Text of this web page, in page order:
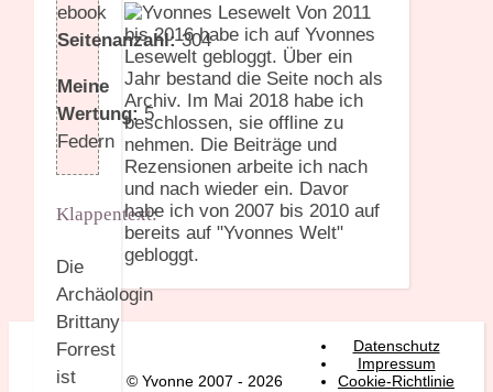
ebook
Seitenanzahl:304
Meine
Wertung:5
Federn
Klappentext:
Die
Archäologin
Brittany
Forrest
ist
Von 2011
bis 2016 habe ich auf Yvonnes
Lesewelt gebloggt. Über ein
Jahr bestand die Seite noch als
Archiv. Im Mai 2018 habe ich
beschlossen, sie offline zu
nehmen. Die Beiträge und
Rezensionen arbeite ich nach
und nach wieder ein. Davor
habe ich von 2007 bis 2010 auf
bereits auf "Yvonnes Welt"
gebloggt.
© Yvonne 2007 - 2026
Datenschutz
Impressum
Cookie-Richtlinie